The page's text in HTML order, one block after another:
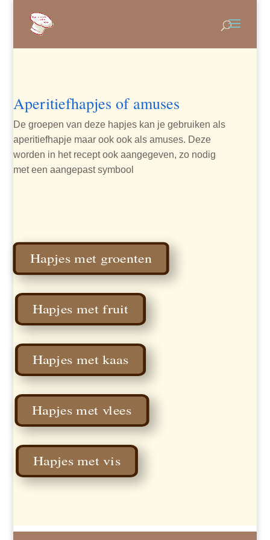
Aperitiefhapjes of amuses
De groepen van deze hapjes kan je gebruiken als
aperitiefhapje maar ook ook als amuses. Deze
worden in het recept ook aangegeven, zo nodig
met een aangepast symbool
Hapjes met groenten
Hapjes met fruit
Hapjes met kaas
Hapjes met vlees
Hapjes met vis